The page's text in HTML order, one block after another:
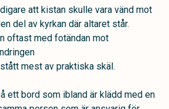
att kistan skulle vara vänd mot
del av kyrkan där altaret står.
oftast med fotändan mot
mest av praktiska skäl.
ett bord som ibland är klädd med en